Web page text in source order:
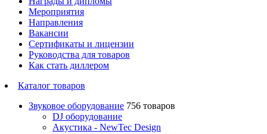
Мероприятия
Направления
Вакансии
Сертификаты и лицензии
Руководства для товаров
Как стать диллером
Каталог товаров
Звуковое оборудование 756 товаров
DJ оборудование
Акустика - NewTec Design